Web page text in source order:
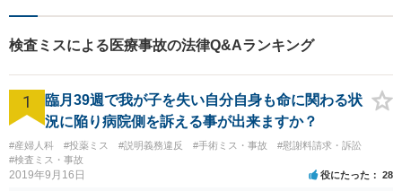
検査ミスによる医療事故の法律Q&Aランキング
1
臨月39週で我が子を失い自分自身も命に関わる状
況に陥り病院側を訴える事が出来ますか？
#産婦人科 #投薬ミス #説明義務違反 #手術ミス・事故
#慰謝料請求・訴訟
#検査ミス・事故
2019年9月16日 役にたった 28